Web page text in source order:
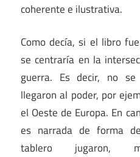
coherente e ilustrativa.
Como decía, si el libro
se centraría en la
guerra. Es decir, no
llegaron al poder, por
el Oeste de Europa. En
es narrada de forma
tablero jugaron,